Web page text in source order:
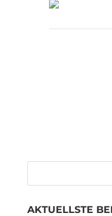
AKTUELLSTE